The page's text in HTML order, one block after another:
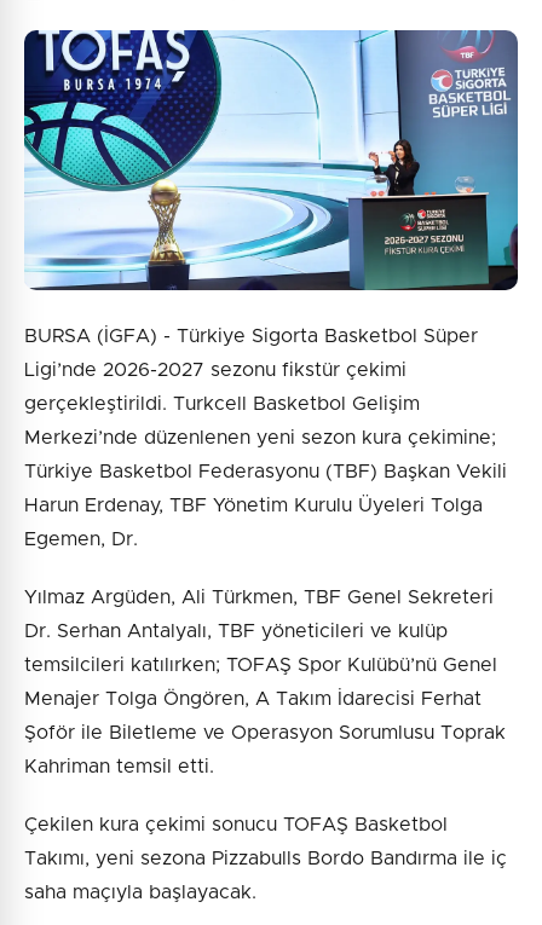
BURSA (İGFA) - Türkiye Sigorta Basketbol Süper
Ligi’nde 2026-2027 sezonu fikstür çekimi
gerçekleştirildi. Turkcell Basketbol Gelişim
Merkezi’nde düzenlenen yeni sezon kura çekimine;
Türkiye Basketbol Federasyonu (TBF) Başkan Vekili
Harun Erdenay, TBF Yönetim Kurulu Üyeleri Tolga
Egemen, Dr.
Yılmaz Argüden, Ali Türkmen, TBF Genel Sekreteri
Dr. Serhan Antalyalı, TBF yöneticileri ve kulüp
temsilcileri katılırken; TOFAŞ Spor Kulübü’nü Genel
Menajer Tolga Öngören, A Takım İdarecisi Ferhat
Şoför ile Biletleme ve Operasyon Sorumlusu Toprak
Kahriman temsil etti.
Çekilen kura çekimi sonucu TOFAŞ Basketbol
Takımı, yeni sezona Pizzabulls Bordo Bandırma ile iç
saha maçıyla başlayacak.